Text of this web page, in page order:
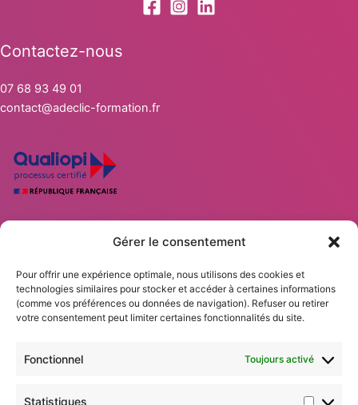
Gérer le consentement
Pour offrir une expérience optimale, nous utilisons des cookies et
technologies similaires pour stocker et accéder à certaines informations
(comme vos préférences ou données de navigation). Refuser ou retirer
votre consentement peut limiter certaines fonctionnalités du site.
Fonctionnel Toujours activé
Statistiques
Contactez-nous
07 68 93 49 01
contact@adeclic-formation.fr
Nos solutions DISC
Calendrier des formations
Accompagnements
Blog